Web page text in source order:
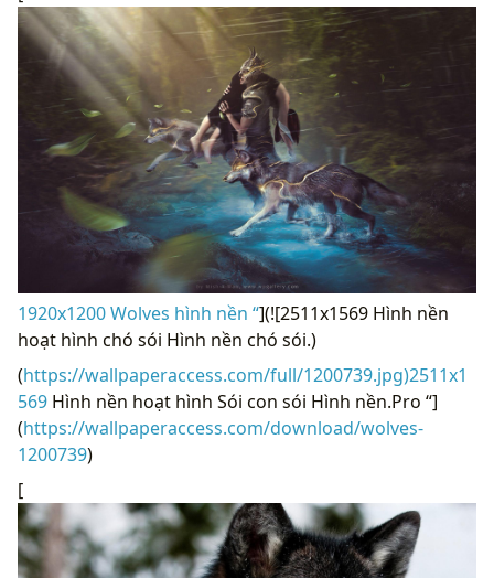
1920x1200 Wolves hình nền “](![2511x1569 Hình nền
hoạt hình chó sói Hình nền chó sói.)
(https://wallpaperaccess.com/full/1200739.jpg)2511x1
569 Hình nền hoạt hình Sói con sói Hình nền.Pro “]
(https://wallpaperaccess.com/download/wolves-
1200739)
[